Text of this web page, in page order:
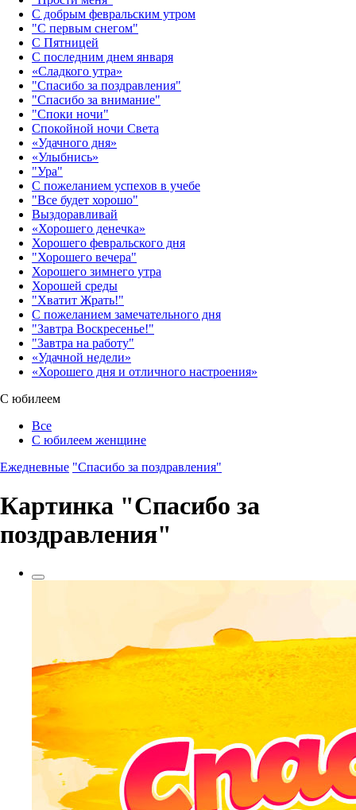
С добрым февральским утром
"С первым снегом"
С Пятницей
С последним днем января
«Сладкого утра»‎
"Спасибо за поздравления"
"Спасибо за внимание"
"Споки ночи"
Спокойной ночи Света
«Удачного дня»‎
«Улыбнись»‎
"Ура"
С пожеланием успехов в учебе
"Все будет хорошо"
Выздоравливай
«‎Хорошего денечка»‎
Хорошего февральского дня
"Хорошего вечера"
Хорошего зимнего утра
Хорошей среды
"Хватит Жрать!"
С пожеланием замечательного дня
"Завтра Воскресенье!"
"Завтра на работу"
«Удачной недели»‎
«Хорошего дня и отличного настроения»‎
С юбилеем
Все
С юбилеем женщине
Ежедневные "Спасибо за поздравления"
Картинка "Спасибо за
поздравления"